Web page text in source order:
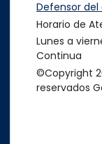
Defensor del
Horario de
Lunes a
Continua
©Copyright
reservados